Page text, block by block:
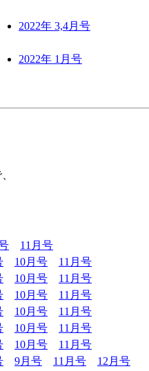
2022年 3,4月号
2022年 1月号
11月号
10月号
11月号
10月号
11月号
10月号
11月号
10月号
11月号
10月号
11月号
10月号
11月号
9月号 11月号 12月号